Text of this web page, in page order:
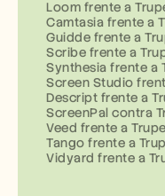
Loom frente a
Camtasia frente a
Guidde frente a
Scribe frente a
Synthesia frente a
Screen Studio
Descript frente a
ScreenPal contra
Veed frente a
Tango frente a
Vidyard frente a